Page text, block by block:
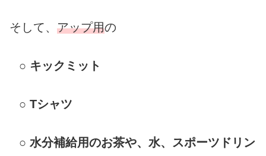
そして、 アップ用の
○ キックミット
○ Tシャツ
○ 水分補給用のお茶や、水、スポーツドリン